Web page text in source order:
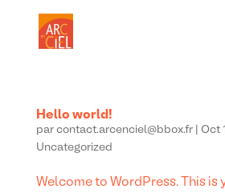
Hello world!
par contact.arcenciel@bbox.fr| Oct
Uncategorized
Welcome to WordPress. This is